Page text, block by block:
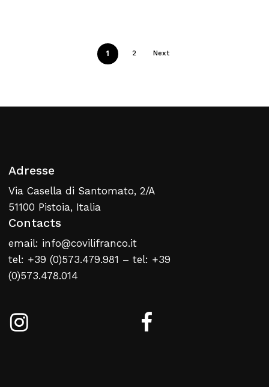
1 2 Next
Adresse
Via Casella di Santomato, 2/A
51100 Pistoia, Italia
Contacts
email: info@covilifranco.it
tel: +39 (0)573.479.981 – tel: +39
(0)573.478.014